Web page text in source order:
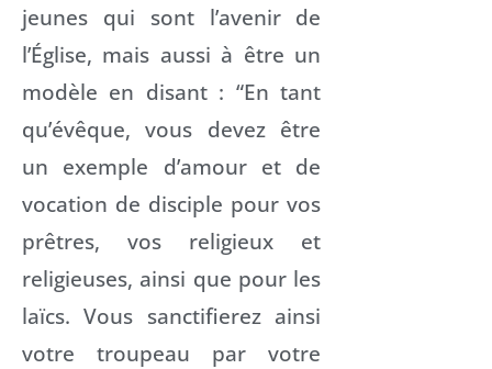
jeunes qui sont l’avenir de
l’Église, mais aussi à être un
modèle en disant : “En tant
qu’évêque, vous devez être
un exemple d’amour et de
vocation de disciple pour vos
prêtres, vos religieux et
religieuses, ainsi que pour les
laïcs. Vous sanctifierez ainsi
votre troupeau par votre